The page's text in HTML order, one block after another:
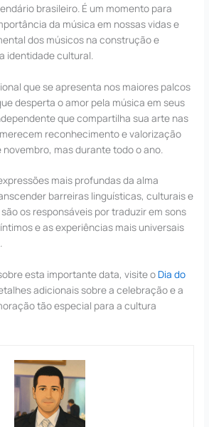
brasileiro. É um momento para
da música em nossas vidas e
dos músicos na construção e
identidade cultural.
que se apresenta nos maiores palcos
desperta o amor pela música em seus
que compartilha sua arte nas
reconhecimento e valorização
mas durante todo o ano.
mais profundas da alma
barreiras linguísticas, culturais e
os responsáveis por traduzir em sons
e as experiências mais universais
esta importante data, visite o Dia do
adicionais sobre a celebração e a
tão especial para a cultura